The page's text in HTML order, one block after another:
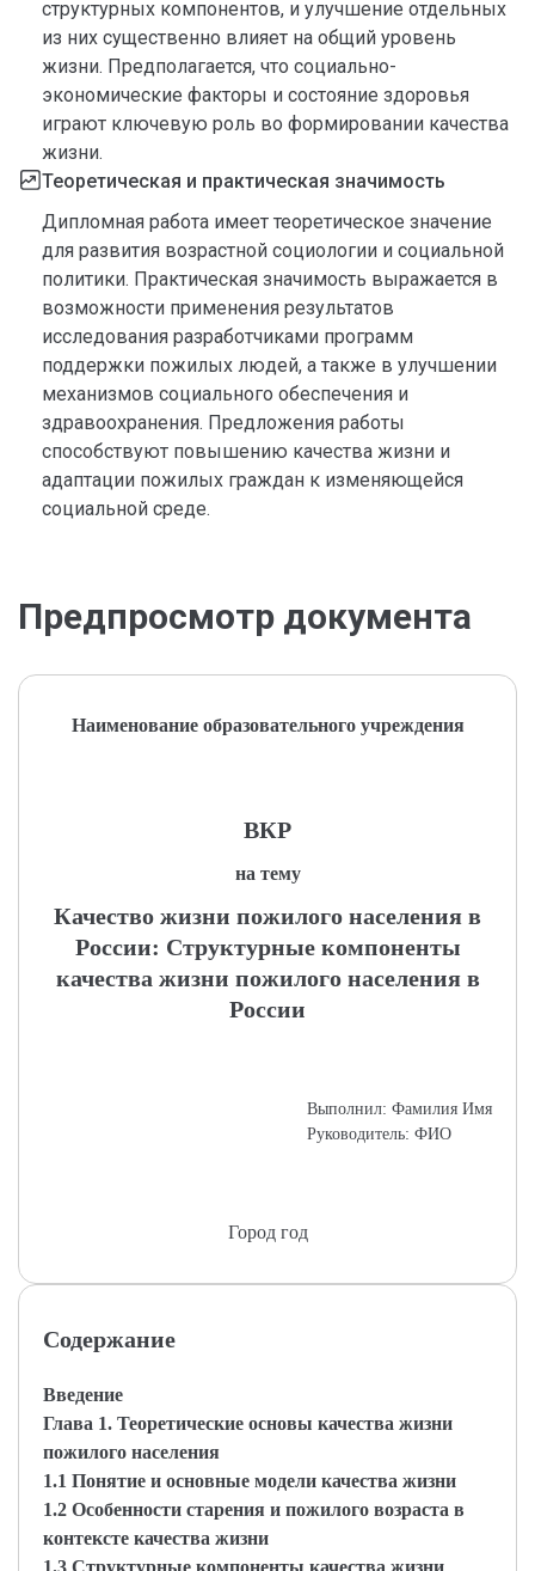
структурных компонентов, и улучшение отдельных
из них существенно влияет на общий уровень
жизни. Предполагается, что социально-
экономические факторы и состояние здоровья
играют ключевую роль во формировании качества
жизни.
Теоретическая и практическая значимость
Дипломная работа имеет теоретическое значение
для развития возрастной социологии и социальной
политики. Практическая значимость выражается в
возможности применения результатов
исследования разработчиками программ
поддержки пожилых людей, а также в улучшении
механизмов социального обеспечения и
здравоохранения. Предложения работы
способствуют повышению качества жизни и
адаптации пожилых граждан к изменяющейся
социальной среде.
Предпросмотр документа
Наименование образовательного учреждения
ВКР
на тему
Качество жизни пожилого населения в
России: Структурные компоненты
качества жизни пожилого населения в
России
Выполнил: Фамилия Имя
Руководитель: ФИО
Город год
Содержание
Введение
Глава 1. Теоретические основы качества жизни
пожилого населения
1.1 Понятие и основные модели качества жизни
1.2 Особенности старения и пожилого возраста в
контексте качества жизни
1.3 Структурные компоненты качества жизни